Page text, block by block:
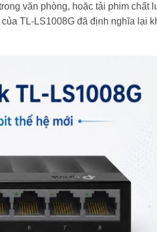
văn phòng, hoặc tải phim chất
TL-LS1008G đã định nghĩa lại